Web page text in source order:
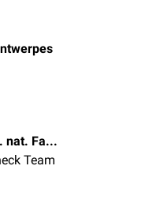
Dr. rer. nat. Fabienne Reh
Team